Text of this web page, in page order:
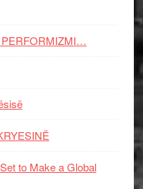
PERFORMIZMI…
to Make a Global